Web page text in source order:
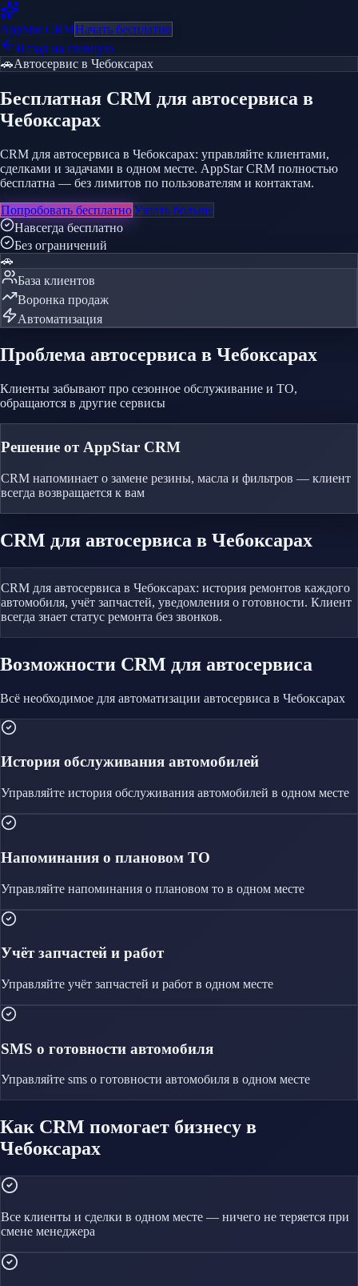
AppStarCRMНачать бесплатно
Назад на главную
🚗Автосервис в Чебоксарах
Бесплатная CRM для автосервиса в
Чебоксарах
CRM для автосервиса в Чебоксарах: управляйте клиентами,
сделками и задачами в одном месте. AppStar CRM полностью
бесплатна — без лимитов по пользователям и контактам.
Попробовать бесплатноУзнать больше
Навсегда бесплатно
Без ограничений
🚗
База клиентов
Воронка продаж
Автоматизация
Проблема автосервиса в Чебоксарах
Клиенты забывают про сезонное обслуживание и ТО,
обращаются в другие сервисы
Решение от AppStar CRM
CRM напоминает о замене резины, масла и фильтров — клиент
всегда возвращается к вам
CRM для автосервиса в Чебоксарах
CRM для автосервиса в Чебоксарах: история ремонтов каждого
автомобиля, учёт запчастей, уведомления о готовности. Клиент
всегда знает статус ремонта без звонков.
Возможности CRM для автосервиса
Всё необходимое для автоматизации автосервиса в Чебоксарах
История обслуживания автомобилей
Управляйте история обслуживания автомобилей в одном месте
Напоминания о плановом ТО
Управляйте напоминания о плановом то в одном месте
Учёт запчастей и работ
Управляйте учёт запчастей и работ в одном месте
SMS о готовности автомобиля
Управляйте sms о готовности автомобиля в одном месте
Как CRM помогает бизнесу в
Чебоксарах
Все клиенты и сделки в одном месте — ничего не теряется при
смене менеджера